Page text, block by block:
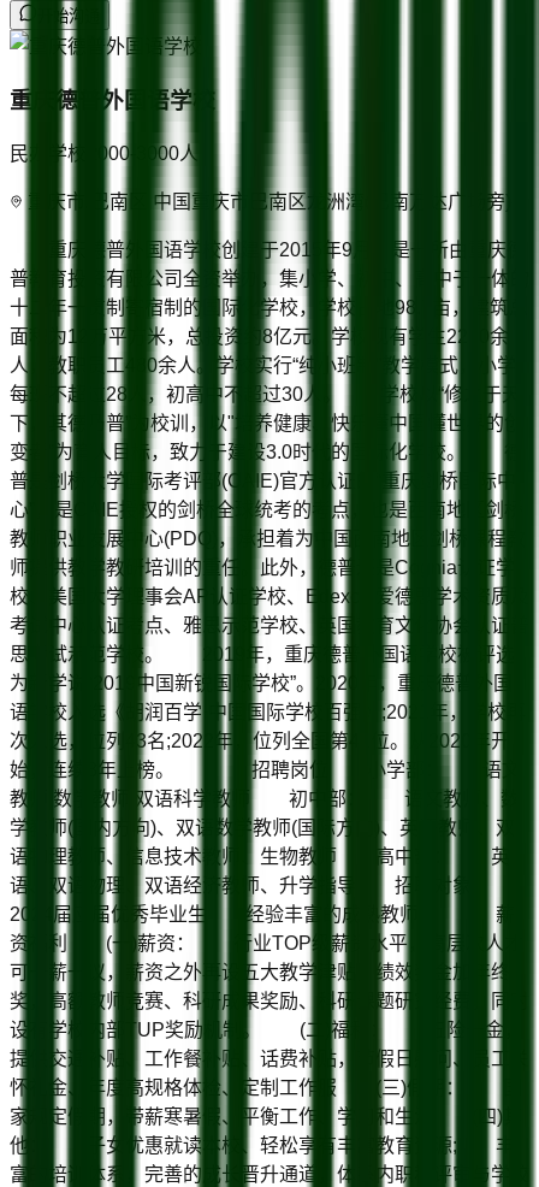
开始沟通
重庆德普外国语学校
民办学校 2000-3000人
重庆市/巴南区 中国重庆市巴南区龙洲湾(巴南万达广场旁)
重庆德普外国语学校创建于2015年9月，是一所由重庆德
普教育投资有限公司全资举办，集小学、初中、高中于一体的
十二年一贯制寄宿制的国际化学校，学校占地98.7亩，建筑总
面积为12万平方米，总投资约8亿元。学校现有学生2200余
人，教职员工480余人。学校实行“纯小班制”教学模式，小学
每班不超过28人，初高中不超过30人。 学校以“修之于天
下，其德乃普”为校训，以"培养健康、快乐懂中国懂世界的创
变者”为育人目标，致力于建设3.0时代的国际化学校。 德
普是剑桥大学国际考评部(CAIE)官方认证的“重庆剑桥国际中
心”，是CAIE授权的剑桥全球统考的考点，也是西南地区剑桥
教师职业发展中心(PDQ)，承担着为中国西南地区剑桥课程教
师提供教学教研培训的重任。此外，德普还是Cognia认证学
校、美国大学理事会AP认证学校、Edexcel爱德思学术资质及
考试中心认证考点、雅思示范学校、英国教育文化协会认证普
思考试示范学校。 2019年，重庆德普外国语学校被评选
为新学说“2019中国新锐国际学校”。2020年，重庆德普外国
语学校入选《胡润百学·中国国际学校百强》;2021年，学校再
次入选，位列43名;2022年，位列全国第41位。从2020年开
始，连续3年上榜。 招聘岗位 小学部： 语文
教师 数学教师 双语科学教师 初中部： 语文教师、数
学教师(国内方向)、双语数学教师(国际方向)、英语教师、双
语物理教师、信息技术教师、生物教师 高中部： 英
语、双语物理、双语经济教师、升学指导 招聘对象
2024届应届优秀毕业生 经验丰富的成熟教师 薪
资福利 (一)薪资： 行业TOP级薪资水平，高层次人才
可一薪一议，薪资之外再设五大教学津贴，绩效奖金加年终
奖，高额教师竞赛、科研成果奖励、科研课题研究经费，同时
设有学校内部TUP奖励机制。 (二)福利： 五险一金，
提供交通补贴、工作餐补贴、话费补贴，节假日慰问、员工关
怀礼金、年度高规格体检、定制工作服 (三)假期： 国
家规定假期，带薪寒暑假、平衡工作、学习和生活 (四)其
他： 子女优惠就读本校、轻松享有丰富教育资源; 丰
富的培训体系，完善的成长晋升通道，体系内职称评审与学校